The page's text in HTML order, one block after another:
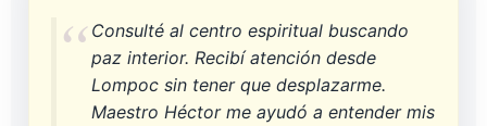
Consulté al centro espiritual buscando
paz interior. Recibí atención desde
Lompoc sin tener que desplazarme.
Maestro Héctor me ayudó a entender mis